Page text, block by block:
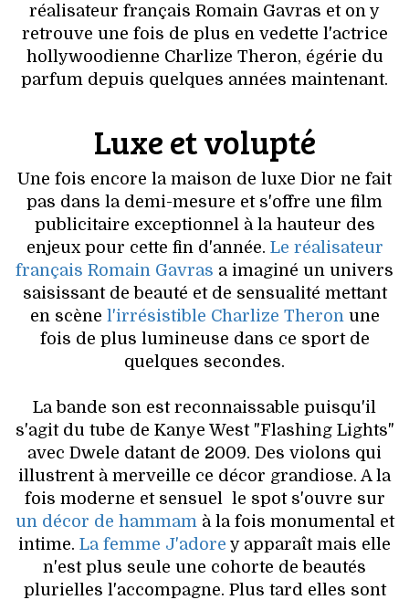
JEUNES CRÉATEURS
HISTOIRE DES MARQUES
VOYAGES & LOISIRS
réalisateur français Romain Gavras et on y
retrouve une fois de plus en vedette l'actrice
hollywoodienne Charlize Theron, égérie du
parfum depuis quelques années maintenant.
Luxe et volupté
Une fois encore la maison de luxe Dior ne fait
pas dans la demi-mesure et s'offre une film
publicitaire exceptionnel à la hauteur des
enjeux pour cette fin d'année. Le réalisateur
français Romain Gavras a imaginé un univers
saisissant de beauté et de sensualité mettant
en scène l'irrésistible Charlize Theron une
fois de plus lumineuse dans ce sport de
quelques secondes.
La bande son est reconnaissable puisqu'il
s'agit du tube de Kanye West "Flashing Lights"
avec Dwele datant de 2009. Des violons qui
illustrent à merveille ce décor grandiose. A la
fois moderne et sensuel le spot s'ouvre sur
un décor de hammam à la fois monumental et
intime. La femme J'adore y apparaît mais elle
n'est plus seule une cohorte de beautés
plurielles l'accompagne. Plus tard elles sont